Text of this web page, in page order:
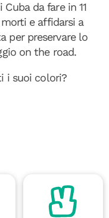
da fare in 11
e affidarsi a
per preservare lo
on the road.
i suoi colori?